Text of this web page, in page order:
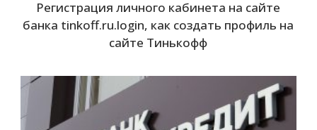
Регистрация личного кабинета на сайте
банка tinkoff.ru.login, как создать профиль на
сайте Тинькофф